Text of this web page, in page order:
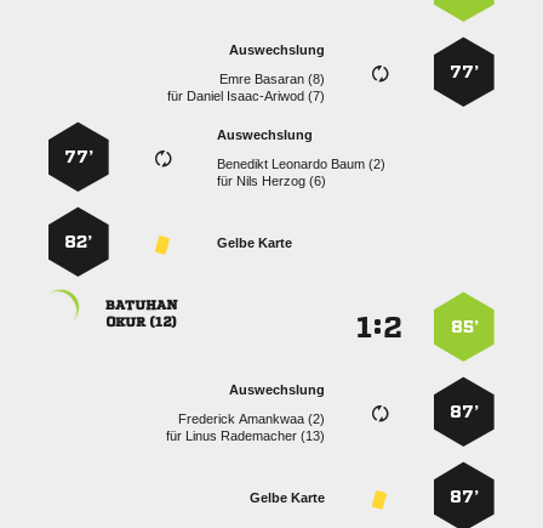
77’
Auswechslung
  
für   
Auswechslung
   
für   
77’
Gelbe Karte
82’
85’
:

 
87’
Auswechslung
  
für   
87’
Gelbe Karte